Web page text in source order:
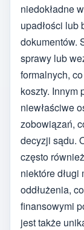
niedokładne
upadłości lub
dokumentów.
sprawy lub
formalnych,
koszty. Innym
niewłaściwe
zobowiązań,
decyzji sądu.
często
niektóre długi
oddłużenia,
finansowymi
jest także